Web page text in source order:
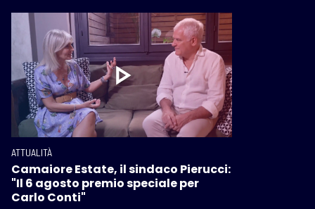
ATTUALITÀ
Camaiore Estate, il sindaco Pierucci:
"Il 6 agosto premio speciale per
Carlo Conti"